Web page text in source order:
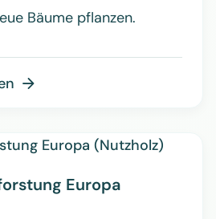
Bäume pflanzen.

Europa